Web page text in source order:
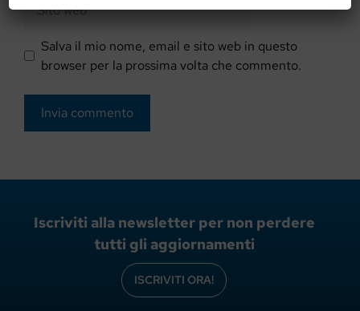
web
Salva il mio nome, email e sito web in questo
browser per la prossima volta che commento.
Iscriviti alla newsletter per non perdere
tutti gli aggiornamenti
ISCRIVITI ORA!